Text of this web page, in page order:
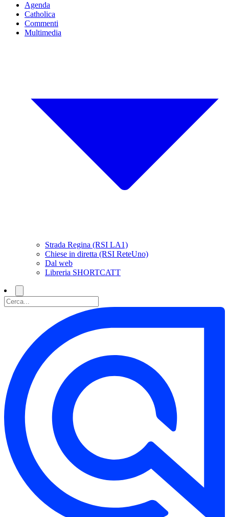
Agenda
Catholica
Commenti
Multimedia
Strada Regina (RSI LA1)
Chiese in diretta (RSI ReteUno)
Dal web
Libreria SHORTCATT